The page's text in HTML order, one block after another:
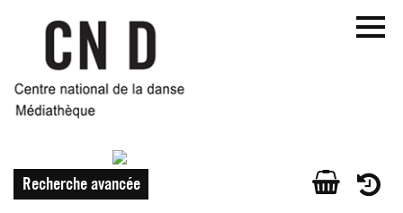
ACCUEIL
CATALOGUE
Recherche avancée